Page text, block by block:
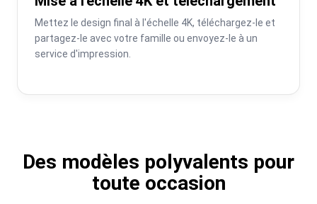
Mettez le design final à l'échelle 4K, téléchargez-le et
partagez-le avec votre famille ou envoyez-le à un
service d'impression.
Des modèles polyvalents pour
toute occasion